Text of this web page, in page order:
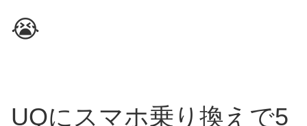
😭
UQにスマホ乗り換えで5